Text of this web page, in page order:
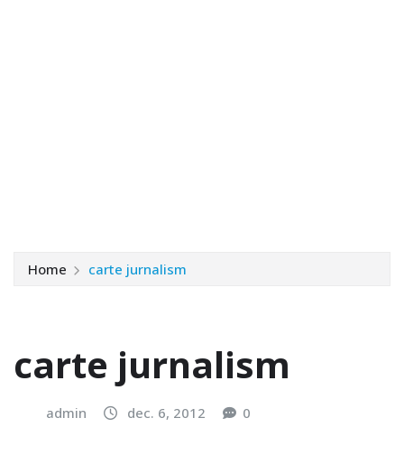
Home carte jurnalism
carte jurnalism
admin dec. 6, 2012 0